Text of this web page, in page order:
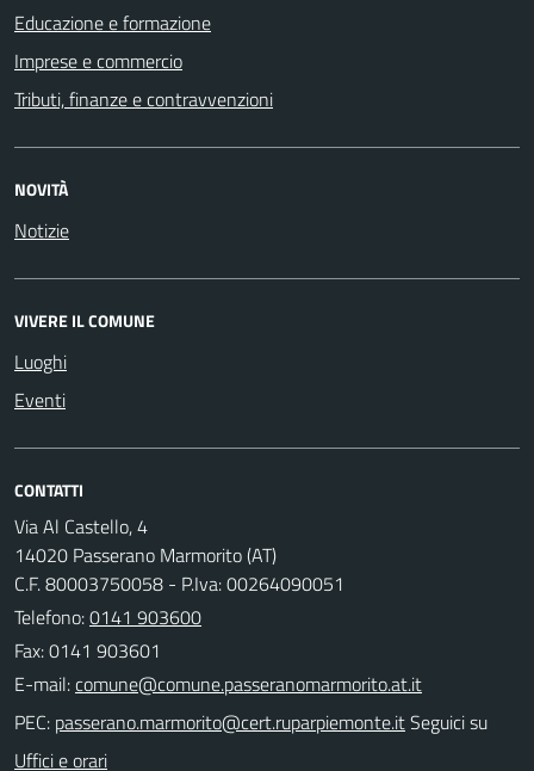
Educazione e formazione
Imprese e commercio
Tributi, finanze e contravvenzioni
NOVITÀ
Notizie
VIVERE IL COMUNE
Luoghi
Eventi
CONTATTI
Via Al Castello, 4
14020 Passerano Marmorito (AT)
C.F. 80003750058 - P.Iva: 00264090051
Telefono:0141 903600
Fax: 0141 903601
E-mail:
PEC:
Seguici su
Uffici e orari